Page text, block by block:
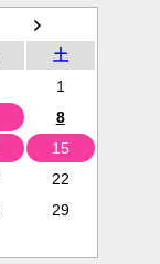
土
1
8
15
22
29